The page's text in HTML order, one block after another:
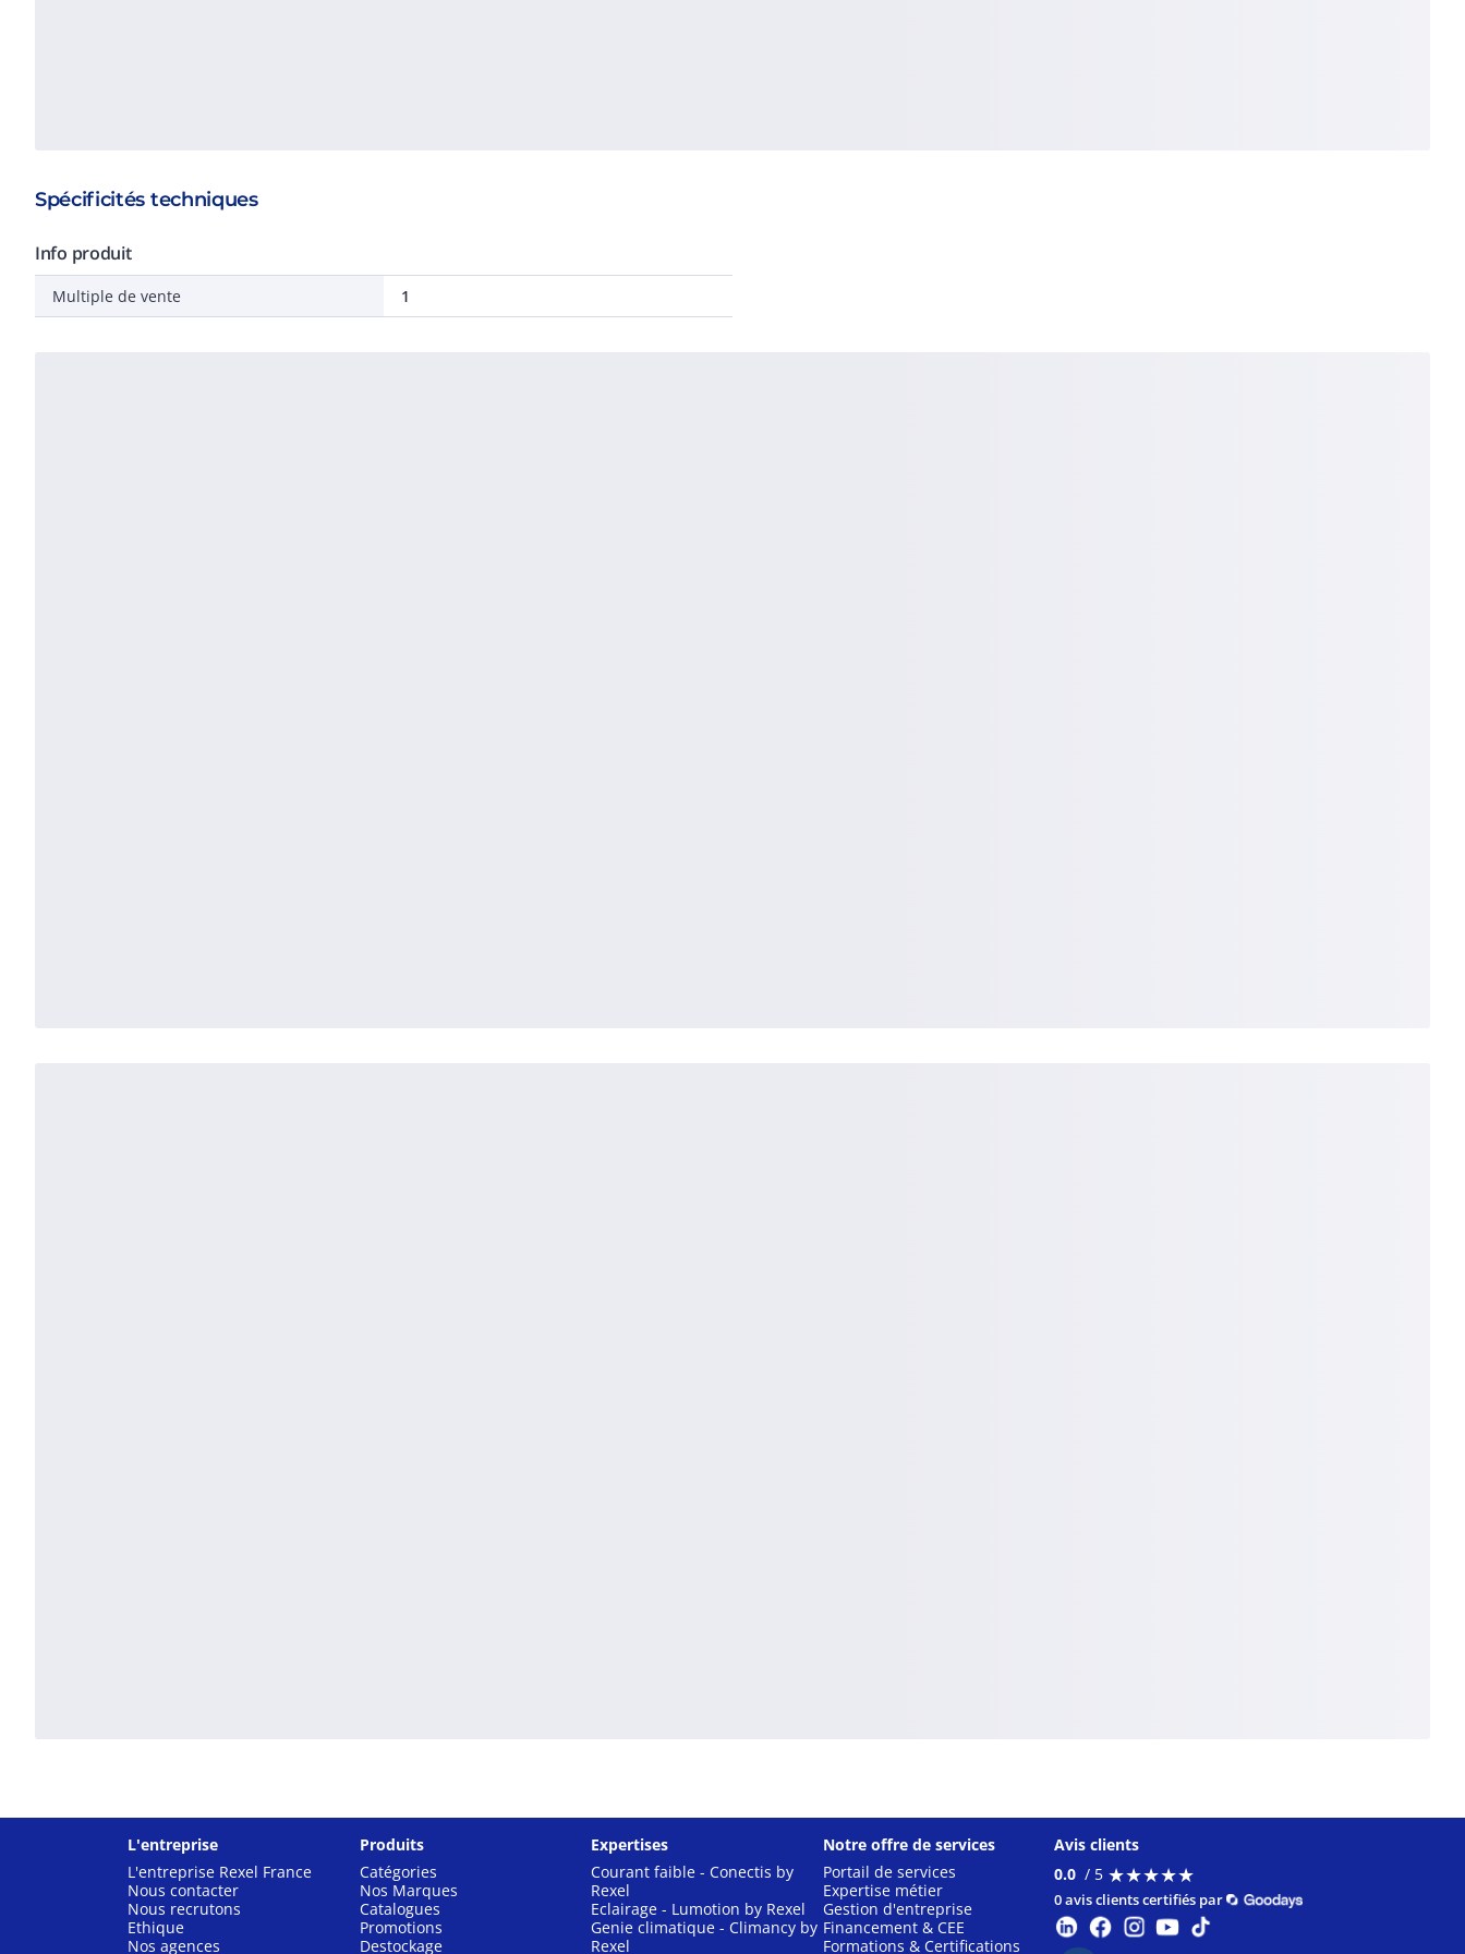
Spécificités techniques
Info produit
Multiple de vente 1
L'entreprise
L'entreprise Rexel France
Nous contacter
Nous recrutons
Ethique
Nos agences
Produits
Catégories
Nos Marques
Catalogues
Promotions
Destockage
Expertises
Courant faible - Conectis by
Rexel
Eclairage - Lumotion by Rexel
Genie climatique - Climancy by
Rexel
Notre offre de services
Portail de services
Expertise métier
Gestion d'entreprise
Financement & CEE
Formations & Certifications
Avis clients
0.0 / 5 ★★★★★
★★★★★
0 avis clients certifiés par